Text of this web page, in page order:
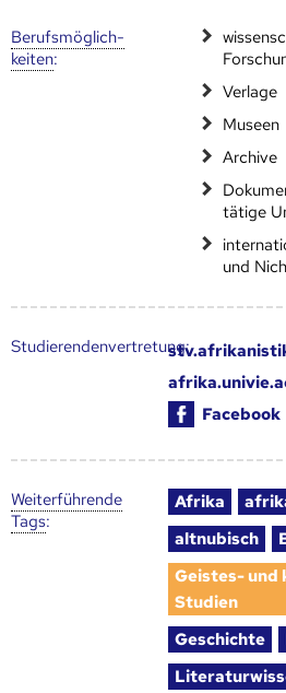
Berufs­möglich­
keiten:
Verlage
Museen
Archive
tätige
und
Studierendenvertretung:
Facebook
Weiter­führende
Tags:
Afrika
altnubisch
Geistes- und
Studien
Geschichte